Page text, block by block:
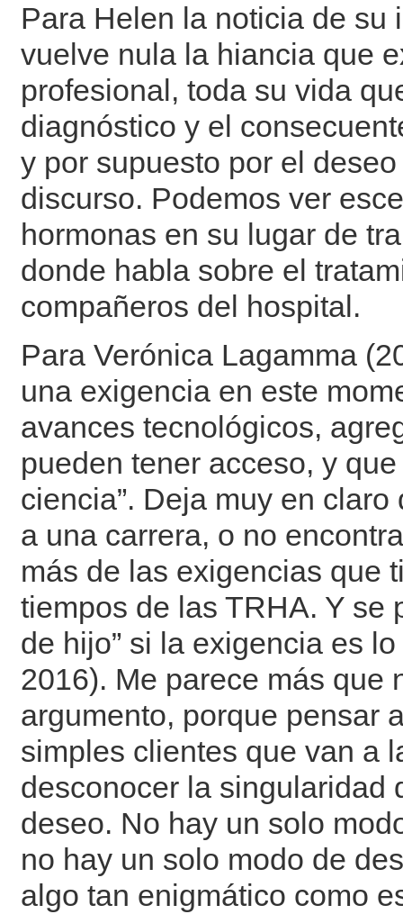
Para Helen la noticia de su
vuelve nula la hiancia que
profesional, toda su vida
diagnóstico y el
y por supuesto por el
discurso. Podemos ver
hormonas en su lugar de
donde habla sobre el
compañeros del hospital.
Para Verónica Lagamma
una exigencia en este
avances tecnológicos,
pueden tener acceso, y
ciencia”. Deja muy en
a una carrera, o no
más de las exigencias que
tiempos de las TRHA. Y se
de hijo” si la exigencia es
2016). Me parece más que
argumento, porque pensar
simples clientes que van a
desconocer la singularidad
deseo. No hay un solo
no hay un solo modo de
algo tan enigmático como